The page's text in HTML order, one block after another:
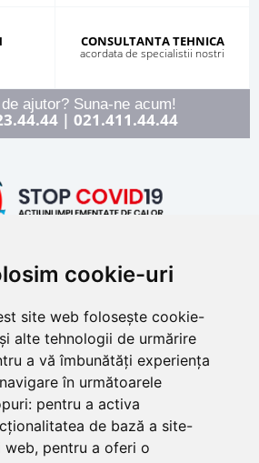
cookie-uri
site web folosește cookie-
alte tehnologii de urmărire
a vă îmbunătăți experiența
în următoarele
pentru a activa
de bază a site-
web, pentru a oferi o
CONSULTANTA TEHNICA
acordata de specialistii nostri
ajutor? Suna-ne acum!
| 021.411.44.44